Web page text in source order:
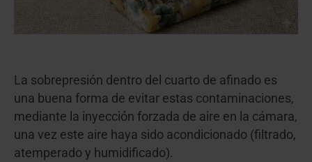
La sobrepresión dentro del cuarto de afinado es
una buena forma de evitar estas contaminaciones,
mediante la inyección forzada de aire en la cámara,
una vez este aire haya sido acondicionado (filtrado,
atemperado y humidificado).